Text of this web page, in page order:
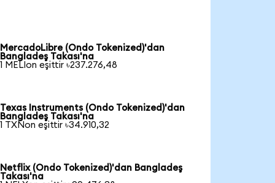
MercadoLibre (Ondo Tokenized)'dan
Bangladeş Takası'na
1 MELIon eşittir ৳237.276,48
Texas Instruments (Ondo Tokenized)'dan
Bangladeş Takası'na
1 TXNon eşittir ৳34.910,32
Netflix (Ondo Tokenized)'dan Bangladeş
Takası'na